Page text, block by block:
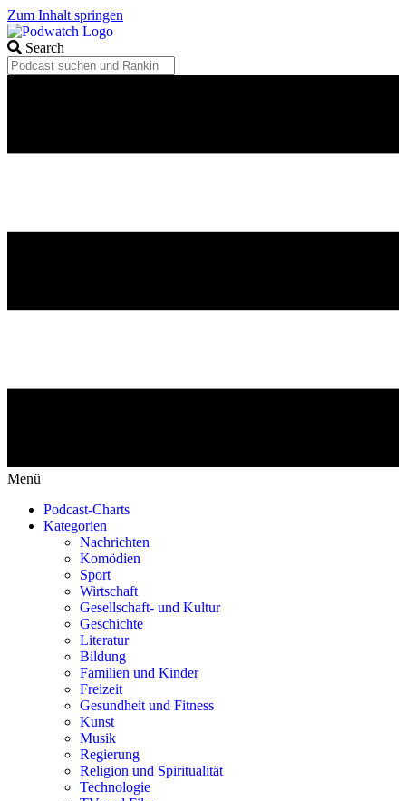
Zum Inhalt springen
Search
Menü
Podcast-Charts
Kategorien
Nachrichten
Komödien
Sport
Wirtschaft
Gesellschaft- und Kultur
Geschichte
Literatur
Bildung
Familien und Kinder
Freizeit
Gesundheit und Fitness
Kunst
Musik
Regierung
Religion und Spiritualität
Technologie